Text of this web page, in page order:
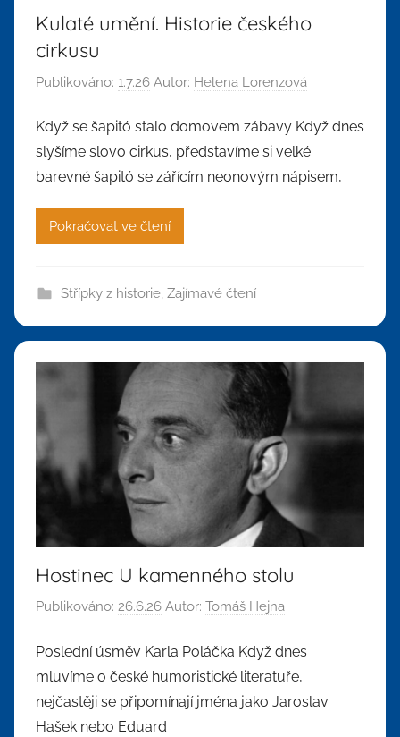
Kulaté umění. Historie českého
cirkusu
Publikováno: 1.7.26 Autor: Helena Lorenzová
Když se šapitó stalo domovem zábavy Když dnes
slyšíme slovo cirkus, představíme si velké
barevné šapitó se zářícím neonovým nápisem,
Pokračovat ve čtení
Střípky z historie, Zajímavé čtení
Hostinec U kamenného stolu
Publikováno: 26.6.26 Autor: Tomáš Hejna
Poslední úsměv Karla Poláčka Když dnes
mluvíme o české humoristické literatuře,
nejčastěji se připomínají jména jako Jaroslav
Hašek nebo Eduard